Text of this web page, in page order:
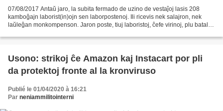
07/08/2017 Antaŭ jaro, la subita fermado de uzino de vestaĵoj lasis 208
kamboĝajn laborist(in)ojn sen laborpostenoj. Ili ricevis nek salajron, nek
laŭleĝan monkompenson. Jaron poste, tiuj laboristoj, ĉefe virinoj, plu batalas
Usono: strikoj ĉe Amazon kaj Instacart por pli
da protektoj fronte al la kronviruso
Publié le 01/04/2020 à 16:21
Par neniammilitointerni